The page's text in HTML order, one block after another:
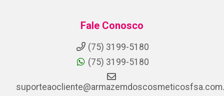
Fale Conosco
(75) 3199-5180
(75) 3199-5180